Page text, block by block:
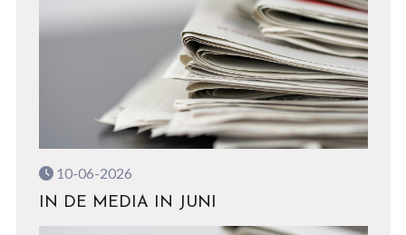
10-06-2026
IN DE MEDIA IN JUNI